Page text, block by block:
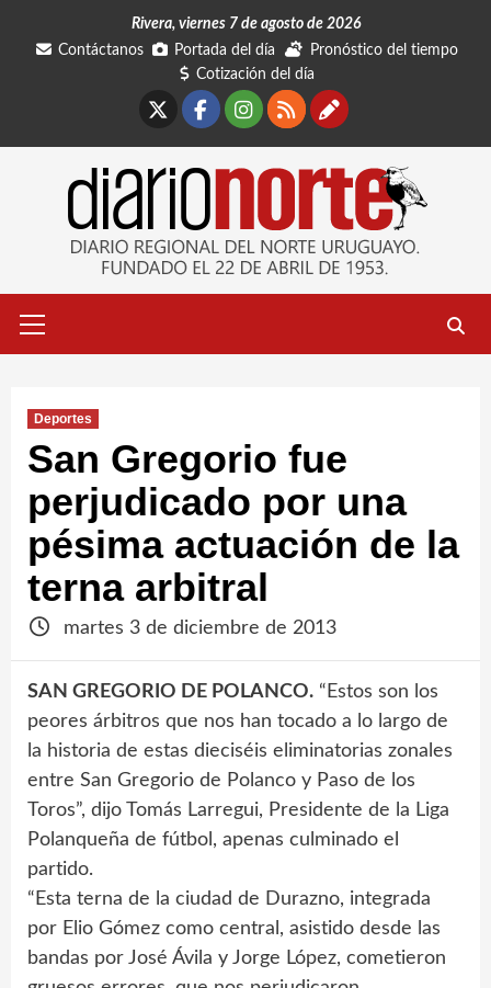
Rivera, viernes 7 de agosto de 2026
Contáctanos
Portada del día
Pronóstico del tiempo
Cotización del día
Facebook
Instagram
RSSContáctanos
primario
Deportes
San Gregorio fue
perjudicado por una
pésima actuación de la
terna arbitral
martes 3 de diciembre de 2013
SAN GREGORIO DE POLANCO. “Estos son los
peores árbitros que nos han tocado a lo largo de
la historia de estas dieciséis eliminatorias zonales
entre San Gregorio de Polanco y Paso de los
Toros”, dijo Tomás Larregui, Presidente de la Liga
Polanqueña de fútbol, apenas culminado el
partido.
“Esta terna de la ciudad de Durazno, integrada
por Elio Gómez como central, asistido desde las
bandas por José Ávila y Jorge López, cometieron